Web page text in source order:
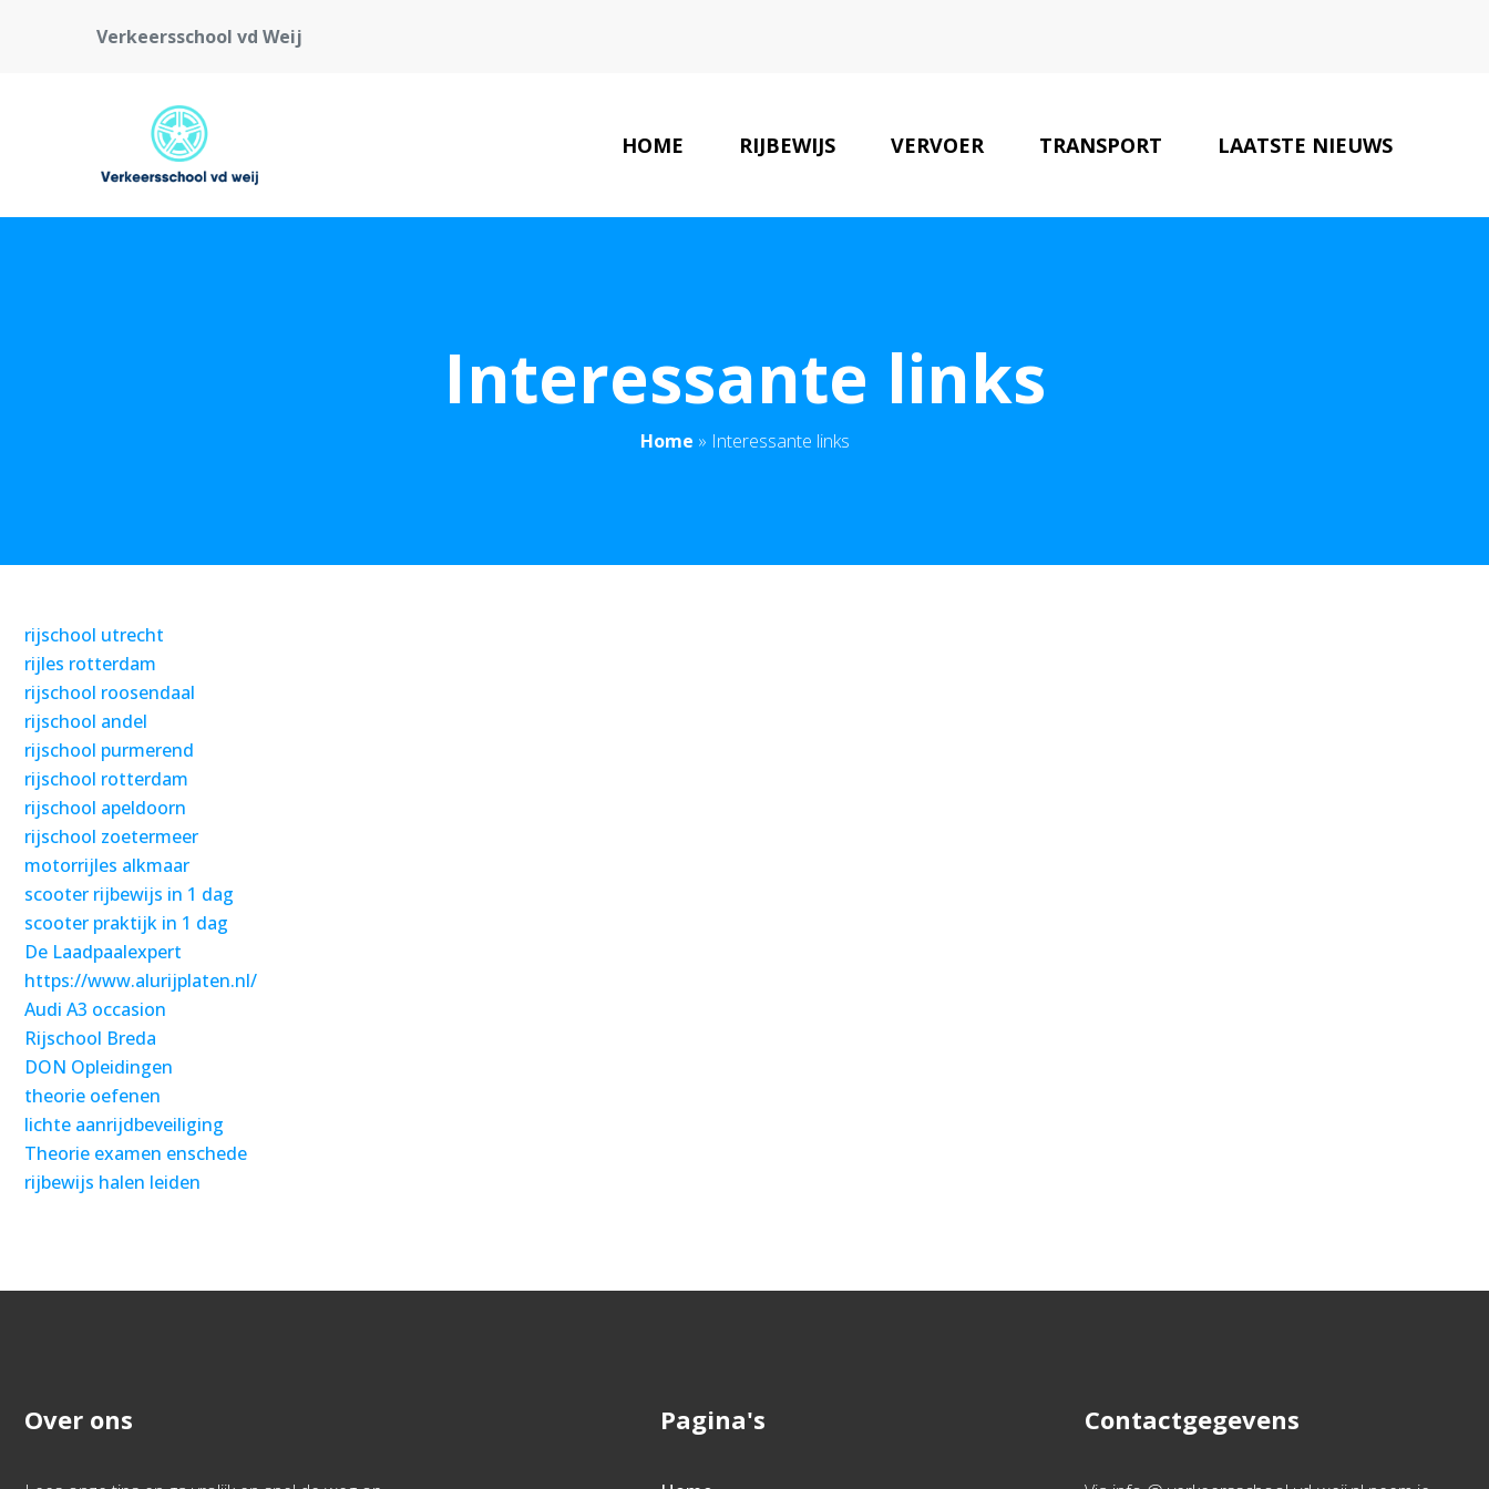
Verkeersschool vd Weij
HOME RIJBEWIJS VERVOER TRANSPORT LAATSTE NIEUWS
Interessante links
Home » Interessante links
rijschool utrecht
rijles rotterdam
rijschool roosendaal
rijschool andel
rijschool purmerend
rijschool rotterdam
rijschool apeldoorn
rijschool zoetermeer
motorrijles alkmaar
scooter rijbewijs in 1 dag
scooter praktijk in 1 dag
De Laadpaalexpert
https://www.alurijplaten.nl/
Audi A3 occasion
Rijschool Breda
DON Opleidingen
theorie oefenen
lichte aanrijdbeveiliging
Theorie examen enschede
rijbewijs halen leiden
Over ons Pagina's Contactgegevens